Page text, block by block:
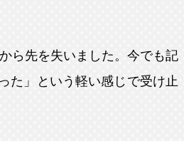
ら先を失いました。今でも記
た」という軽い感じで受け止